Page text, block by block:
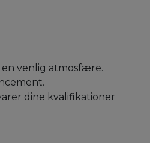
en venlig atmosfære.
dine kvalifikationer